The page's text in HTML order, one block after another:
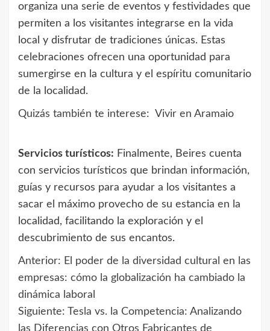
organiza una serie de eventos y festividades que
permiten a los visitantes integrarse en la vida
local y disfrutar de tradiciones únicas. Estas
celebraciones ofrecen una oportunidad para
sumergirse en la cultura y el espíritu comunitario
de la localidad.
Quizás también te interese: Vivir en Aramaio
Servicios turísticos: Finalmente, Beires cuenta
con servicios turísticos que brindan información,
guías y recursos para ayudar a los visitantes a
sacar el máximo provecho de su estancia en la
localidad, facilitando la exploración y el
descubrimiento de sus encantos.
Navegación
de
entradas
Anterior: El poder de la diversidad cultural en las
empresas: cómo la globalización ha cambiado la
dinámica laboral
Siguiente: Tesla vs. la Competencia: Analizando
las Diferencias con Otros Fabricantes de